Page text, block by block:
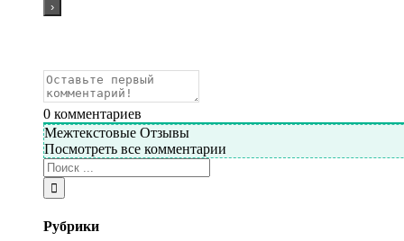
0 комментариев
Межтекстовые Отзывы
Посмотреть все комментарии
Рубрики